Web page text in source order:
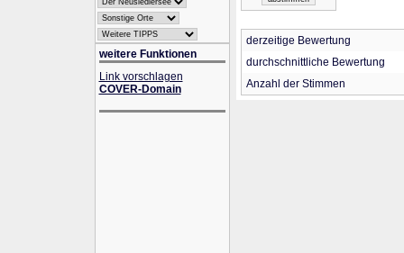
weitere Funktionen
Link vorschlagen
COVER-Domain
derzeitige Bewertung
durchschnittliche Bewertung
Anzahl der Stimmen